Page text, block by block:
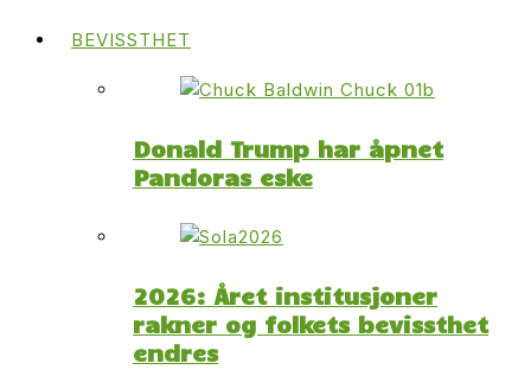
BEVISSTHET
Donald Trump har åpnet
Pandoras eske
2026: Året institusjoner
rakner og folkets bevissthet
endres